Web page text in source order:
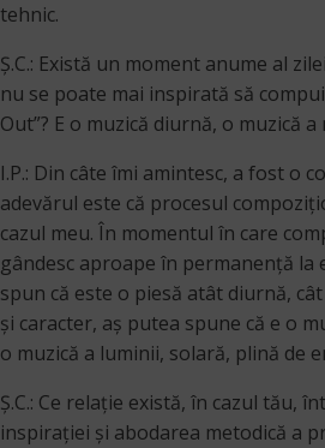
tehnic.
Ș.C.: Există un moment anume al
nu se poate mai inspirată să
Out”? E o muzică diurnă, o muzică a
I.P.: Din câte îmi amintesc, a fost o
adevărul este că procesul
cazul meu. În momentul în care
gândesc aproape în permanență la
spun că este o piesă atât diurnă,
și caracter, aș putea spune că e o
o muzică a luminii, solară, plină de
Ș.C.: Ce relaţie există, în cazul tău,
inspiraţiei şi abodarea metodică a